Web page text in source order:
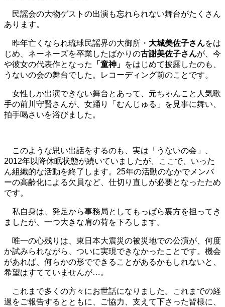
民謡会の大物ゲストの出演も忘れられない舞台がたくさん
あります。
昨年亡くなられ琉球民謡界の大御所・ 大城美佐子さんをは
じめ、ネーネーズを卒業したばかりの古謝美佐子さんが、今
や彼女の代表作となった
「童神」 をはじめて披露したのも、
うないの会の舞台でした。レコーディング前のことです。
女性しか出演できない舞台とあって、元ちゃんこと人気歌
手の前川守賢さんが、女踊り「むんじゅる」を見事に舞い、
拍手喝さいを浴びました。
このような思い出話をするのも、実は「うないの会」、
2012年以降休眠状態が続いていましたが、ここで、いった
ん組織的な活動を終了します。25年の活動のなかでメンバ
ーの高齢化による欠員など、仕切り直しが必要となったため
です。
私自身は、発足から事務局としてもっぱら裏方を担ってき
ましたが、一つ大きな肩の荷を下ろします。
唯一の心残りは、東日本大震災の被災地での公演が、何度
か試みられながら、ついに実現できなかったことです。機会
があれば、何らかの形でできることがあるかもしれないと、
希望はすてていませんが…。
これまで多くの方々にお世話になりました。これまでの経
過をご報告するとともに、ご協力、支えて下さった皆様に、